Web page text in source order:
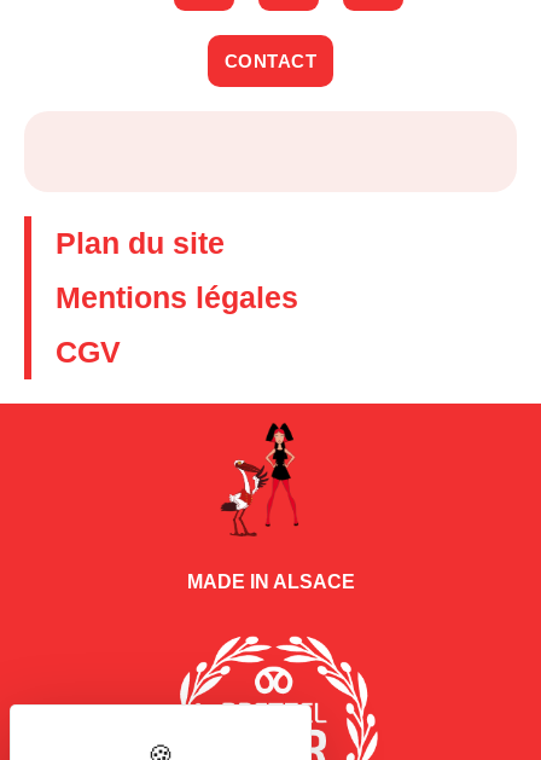
CONTACT
Plan du site
Mentions légales
CGV
MADE IN ALSACE